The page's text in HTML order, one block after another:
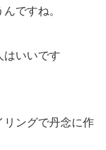
ですね。
はいいです
リングで丹念に作